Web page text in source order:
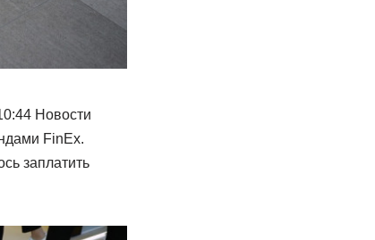
Новости
FinEx.
заплатить